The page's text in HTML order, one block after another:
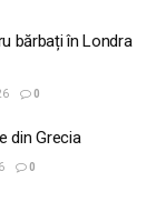
bărbați în Londra
0
din Grecia
0